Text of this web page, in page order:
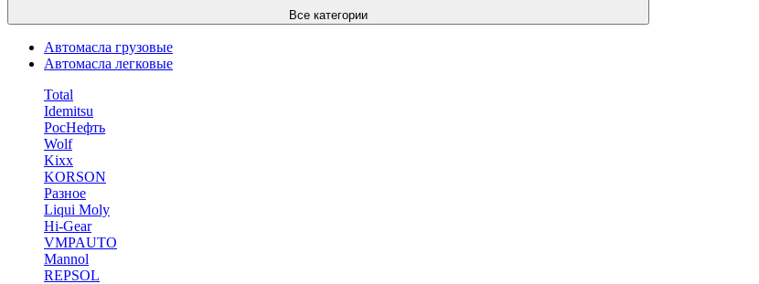
Все категории
Автомасла грузовые
Автомасла легковые
Total
Idemitsu
РосНефть
Wolf
Kixx
KORSON
Разное
Liqui Moly
Hi-Gear
VMPAUTO
Mannol
REPSOL